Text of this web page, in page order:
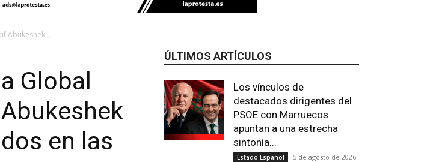
Abukeshek...
Global
en las
ÚLTIMOS ARTÍCULOS
Los vínculos de
destacados dirigentes del
PSOE con Marruecos
apuntan a una estrecha
sintonía...
Estado Español 5 de agosto de 2026